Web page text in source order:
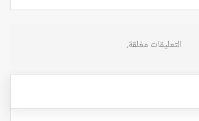
التعليقات مغلقة.